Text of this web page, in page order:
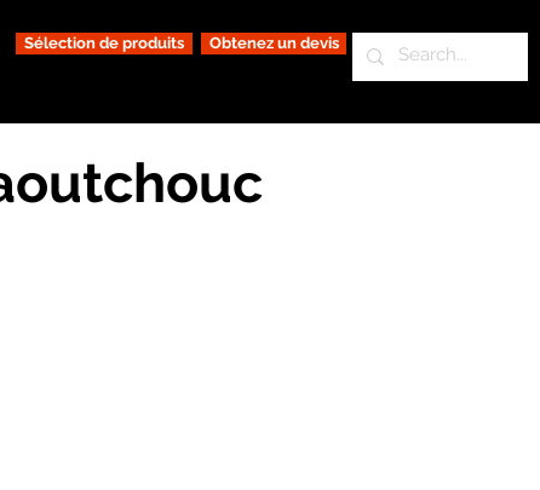
Sélection de produits Obtenez un devis